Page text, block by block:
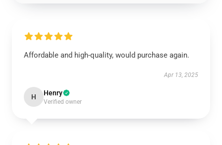
Affordable and high-quality, would purchase again.
Apr 13, 2025
H Henry
Verified owner